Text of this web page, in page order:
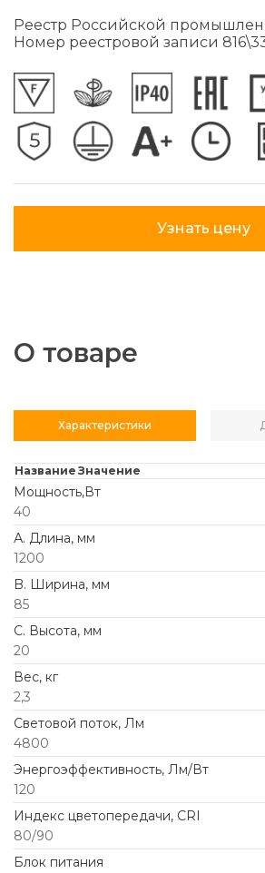
Реестр Российской
Номер реестровой записи
Узнать цену
О товаре
Характеристики
Название Значение
Мощность,Вт
40
А. Длина, мм
1200
B. Ширина, мм
85
C. Высота, мм
20
Вес, кг
2,3
Световой поток, Лм
4800
Энергоэффективность, Лм/Вт
120
Индекс цветопередачи, CRI
80/90
Блок питания